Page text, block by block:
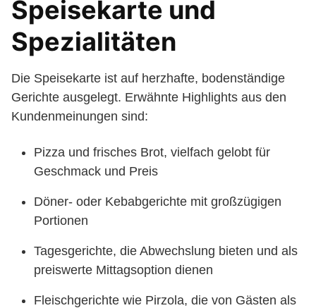
Speisekarte und
Spezialitäten
Die Speisekarte ist auf herzhafte, bodenständige
Gerichte ausgelegt. Erwähnte Highlights aus den
Kundenmeinungen sind:
Pizza und frisches Brot, vielfach gelobt für
Geschmack und Preis
Döner- oder Kebabgerichte mit großzügigen
Portionen
Tagesgerichte, die Abwechslung bieten und als
preiswerte Mittagsoption dienen
Fleischgerichte wie Pirzola, die von Gästen als